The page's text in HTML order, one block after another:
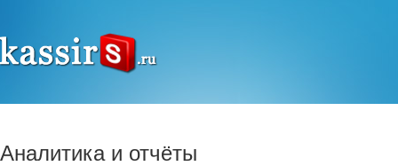
Аналитика и отчёты